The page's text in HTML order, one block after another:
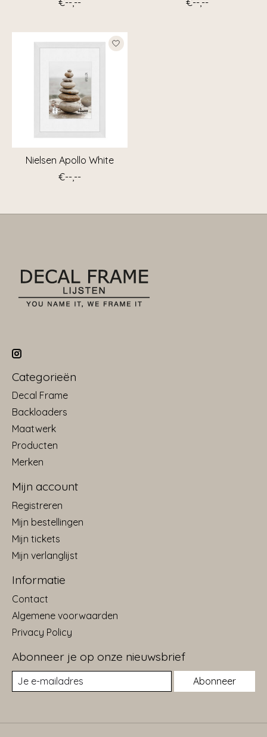
Nielsen Apollo White
€--,--
Categorieën
Decal Frame
Backloaders
Maatwerk
Producten
Merken
Mijn account
Registreren
Mijn bestellingen
Mijn tickets
Mijn verlanglijst
Informatie
Contact
Algemene voorwaarden
Privacy Policy
Abonneer je op onze nieuwsbrief
Abonneer